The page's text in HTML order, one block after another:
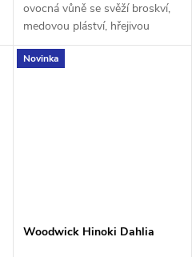
ovocná vůně se svěží broskví,
medovou pláství, hřejivou
vanilkou a jemnými květinovými
tóny.
Novinka
Woodwick Hinoki Dahlia